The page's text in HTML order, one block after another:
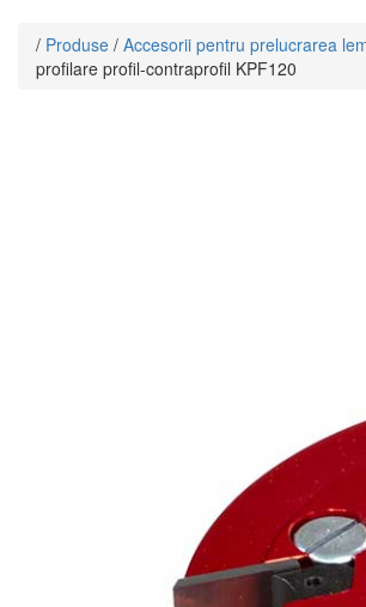
/ Produse / Accesorii pentru prelucrarea
profilare profil-contraprofil KPF120